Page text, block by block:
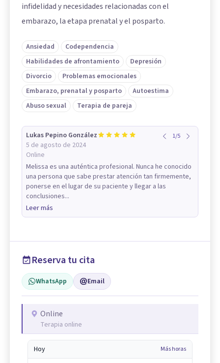
infidelidad y necesidades relacionadas con el
embarazo, la etapa prenatal y el posparto.
Ansiedad
Codependencia
Habilidades de afrontamiento
Depresión
Divorcio
Problemas emocionales
Embarazo, prenatal y posparto
Autoestima
Abuso sexual
Terapia de pareja
Lukas Pepino González
5 de agosto de 2024
Online
1/5
Melissa es una auténtica profesional. Nunca he conocido
una persona que sabe prestar atención tan firmemente,
ponerse en el lugar de su paciente y llegar a las
conclusiones...
Leer más
Reserva tu cita
WhatsApp Email
Online
Terapia online
Hoy Más horas